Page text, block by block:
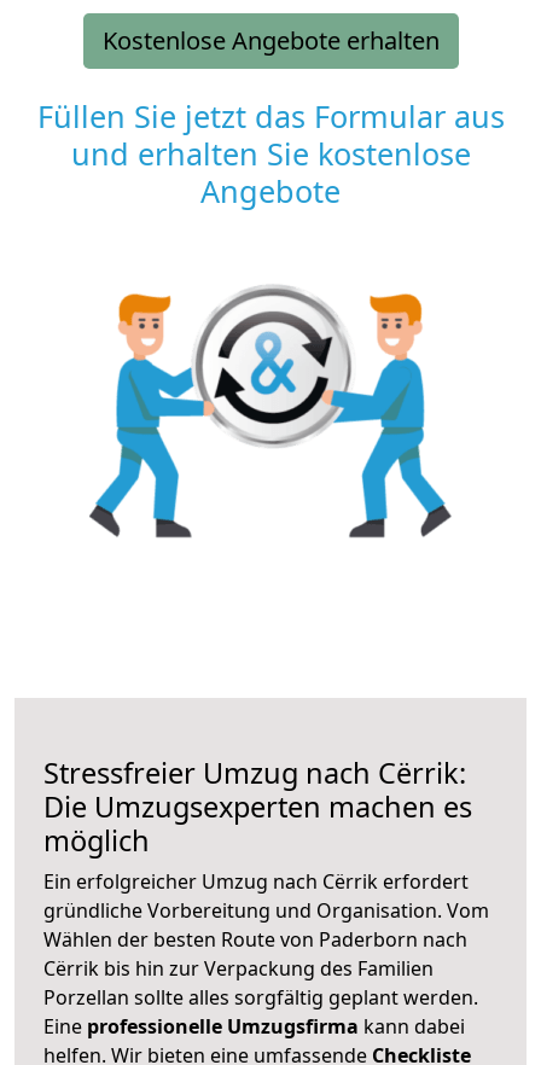
Kostenlose Angebote erhalten
Füllen Sie jetzt das Formular aus
und erhalten Sie kostenlose
Angebote
Stressfreier Umzug nach Cërrik:
Die Umzugsexperten machen es
möglich
Ein erfolgreicher Umzug nach Cërrik erfordert
gründliche Vorbereitung und Organisation. Vom
Wählen der besten Route von Paderborn nach
Cërrik bis hin zur Verpackung des Familien
Porzellan sollte alles sorgfältig geplant werden.
Eine professionelle Umzugsfirma kann dabei
helfen. Wir bieten eine umfassende Checkliste